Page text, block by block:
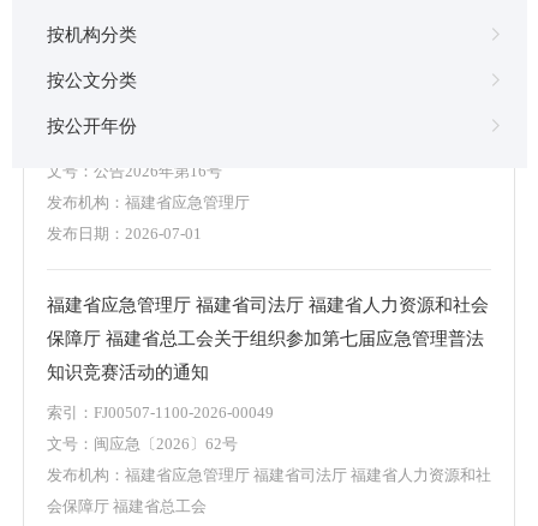
按机构分类
按公文分类
按公开年份
索引：FJ00507-1200-2026-00050
文号：公告2026年第16号
发布机构：福建省应急管理厅
发布日期：2026-07-01
福建省应急管理厅 福建省司法厅 福建省人力资源和社会
保障厅 福建省总工会关于组织参加第七届应急管理普法
知识竞赛活动的通知
索引：FJ00507-1100-2026-00049
文号：闽应急〔2026〕62号
发布机构：福建省应急管理厅 福建省司法厅 福建省人力资源和社
会保障厅 福建省总工会